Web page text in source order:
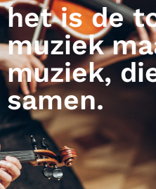
het is de
muziek
muziek,
samen.